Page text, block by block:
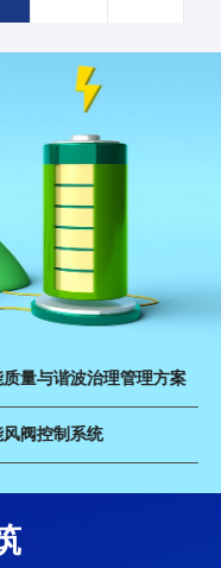
质量与谐波治理管理方案
阀控制系统
与选择